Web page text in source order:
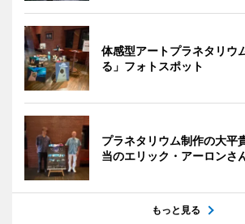
体感型アートプラネタリウ
る」フォトスポット
プラネタリウム制作の大平
当のエリック・アーロンさ
もっと見る